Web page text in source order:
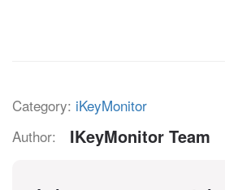
Category: iKeyMonitor
Author:
IKeyMonitor Team